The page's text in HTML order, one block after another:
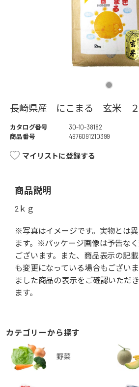
長崎県産 にこまる 玄米 ２
カタログ番号
30-10-38182
商品番号
4976091210399
マイリストに登録する
商品説明
2ｋｇ
※写真はイメージです。実物とは
ます。※パッケージ画像は予告な
ございます。また、商品表示の記
も変更になっている場合もござい
ました商品の表示をご確認いただ
ます。
カテゴリーから探す